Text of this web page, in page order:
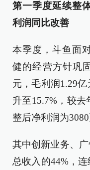
第一季度延续整
利润同比改善
本季度，斗鱼面
健的经营方针巩
元，毛利润1.29
升至15.7%，较
整后净利润为
其中创新业务、
总收入的44%，